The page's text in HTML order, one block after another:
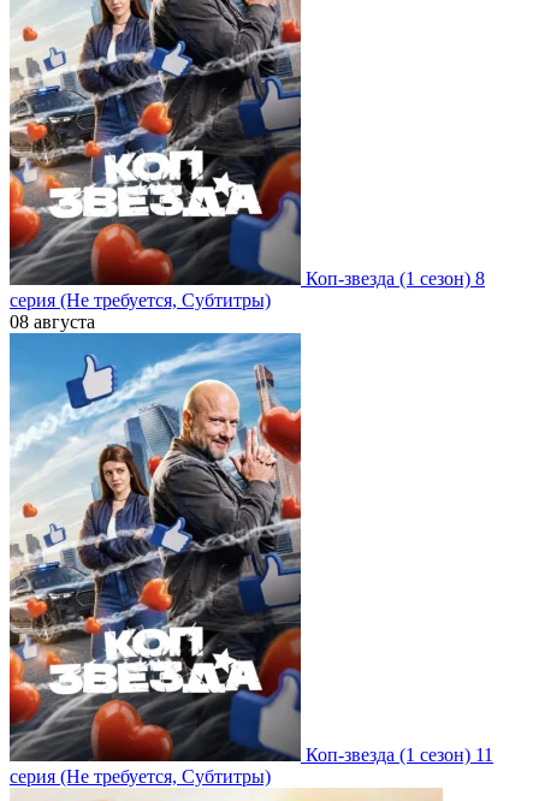
Коп-звезда (1 сезон) 8
серия (Не требуется, Субтитры)
08 августа
Коп-звезда (1 сезон) 11
серия (Не требуется, Субтитры)